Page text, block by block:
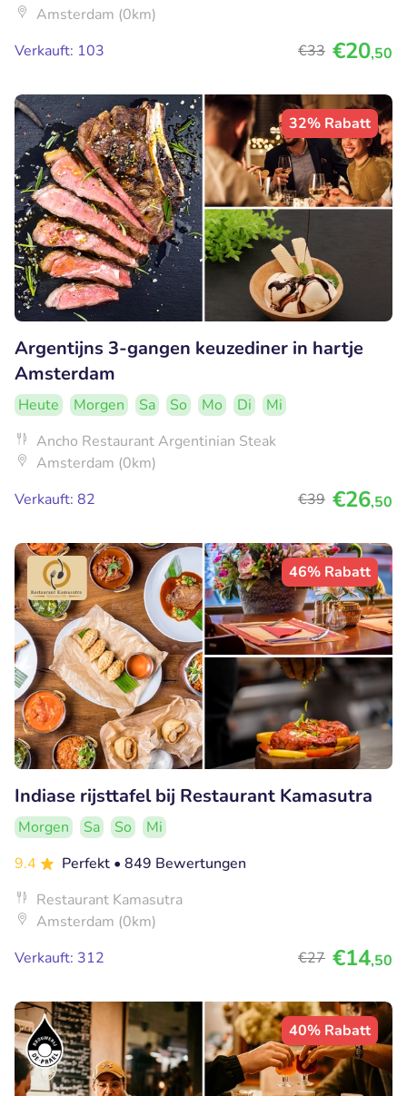
Amsterdam (0km)
Verkauft: 103
€33 €20,50
32% Rabatt
Argentijns 3-gangen keuzediner in hartje
Amsterdam
Heute Morgen Sa So Mo Di
Mi
Ancho Restaurant Argentinian Steak
Amsterdam (0km)
Verkauft: 82
€39 €26,50
46% Rabatt
Indiase rijsttafel bij Restaurant Kamasutra
Morgen Sa So
Mi
9.4
Perfekt • 849 Bewertungen
Restaurant Kamasutra
Amsterdam (0km)
Verkauft: 312
€27 €14,50
40% Rabatt